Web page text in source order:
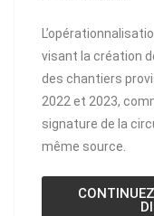
visant la création
des chantiers
2022 et 2023,
signature de la
même source.